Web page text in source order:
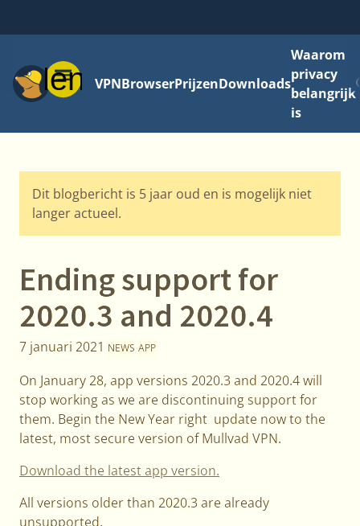
MenuVPNBrowserPrijzenDownloads
Waarom
privacy
belangrijk
is
Dit blogbericht is 5 jaar oud en is mogelijk niet
langer actueel.
Ending support for
2020.3 and 2020.4
7 januari 2021 NEWS APP
On January 28, app versions 2020.3 and 2020.4 will
stop working as we are discontinuing support for
them. Begin the New Year right update now to the
latest, most secure version of Mullvad VPN.
Download the latest app version.
All versions older than 2020.3 are already
unsupported.